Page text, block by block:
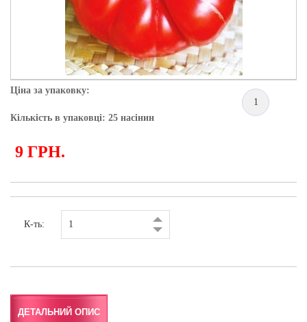
Ціна за упаковку:
Кількість в упаковці: 25 насінин
1
9 ГРН.
К-ть:
ДЕТАЛЬНИЙ ОПИС